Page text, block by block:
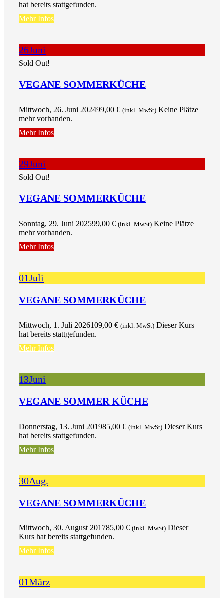
hat bereits stattgefunden.
Mehr Infos
26Juni
Sold Out!
VEGANE SOMMERKÜCHE
Mittwoch, 26. Juni 202499,00 € (inkl. MwSt) Keine Plätze
mehr vorhanden.
Mehr Infos
29Juni
Sold Out!
VEGANE SOMMERKÜCHE
Sonntag, 29. Juni 202599,00 € (inkl. MwSt) Keine Plätze
mehr vorhanden.
Mehr Infos
01Juli
VEGANE SOMMERKÜCHE
Mittwoch, 1. Juli 2026109,00 € (inkl. MwSt) Dieser Kurs
hat bereits stattgefunden.
Mehr Infos
13Juni
VEGANE SOMMER KÜCHE
Donnerstag, 13. Juni 201985,00 € (inkl. MwSt) Dieser Kurs
hat bereits stattgefunden.
Mehr Infos
30Aug.
VEGANE SOMMERKÜCHE
Mittwoch, 30. August 201785,00 € (inkl. MwSt) Dieser
Kurs hat bereits stattgefunden.
Mehr Infos
01März